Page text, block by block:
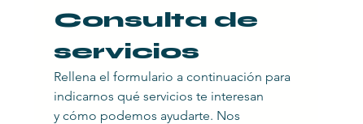
Consulta de
servicios
Rellena el formulario a continuación para
indicarnos qué servicios te interesan
y cómo podemos ayudarte. Nos